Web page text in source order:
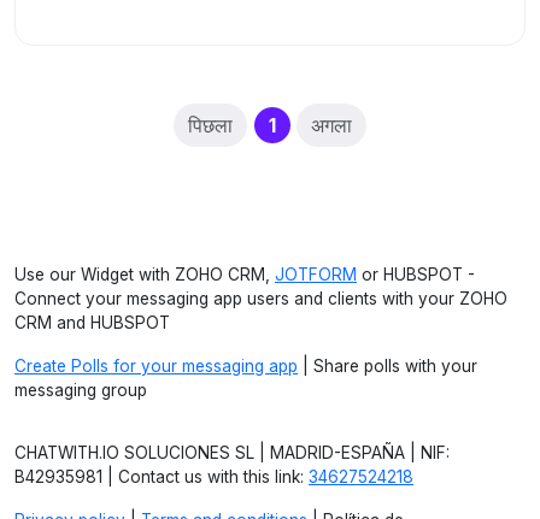
पिछला 1(current)
अगला
Use our Widget with ZOHO CRM, JOTFORM or HUBSPOT -
Connect your messaging app users and clients with your ZOHO
CRM and HUBSPOT
Create Polls for your messaging app | Share polls with your
messaging group
CHATWITH.IO SOLUCIONES SL | MADRID-ESPAÑA | NIF:
B42935981 | Contact us with this link: 34627524218